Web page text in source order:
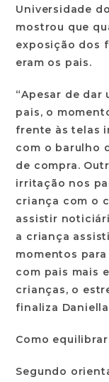
Universidade
mostrou que
exposição dos
eram os pais.
“Apesar de dar
pais, o
frente às telas
com o barulho
de compra.
irritação nos
criança com o
assistir
a criança
momentos
com pais mais
crianças, o
finaliza
Como
Segundo